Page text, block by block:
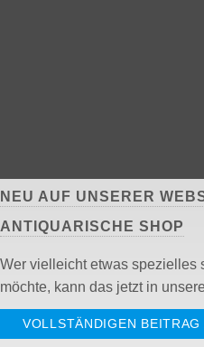
NEU AUF UNSERER
ANTIQUARISCHE SHOP
Wer vielleicht etwas spezielles
möchte, kann das jetzt in
VOLLSTÄNDIGEN BEITRAG